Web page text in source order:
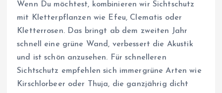
Wenn Du möchtest, kombinieren wir Sichtschutz
mit Kletterpflanzen wie Efeu, Clematis oder
Kletterrosen. Das bringt ab dem zweiten Jahr
schnell eine grüne Wand, verbessert die Akustik
und ist schön anzusehen. Für schnelleren
Sichtschutz empfehlen sich immergrüne Arten wie
Kirschlorbeer oder Thuja, die ganzjährig dicht